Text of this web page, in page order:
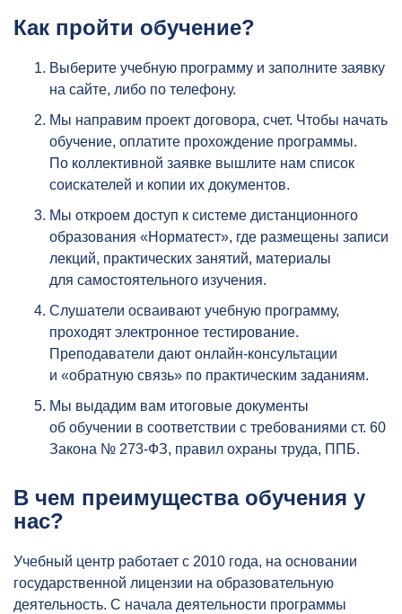
Как пройти обучение?
Выберите учебную программу и заполните заявку
на сайте, либо по телефону.
Мы направим проект договора, счет. Чтобы начать
обучение, оплатите прохождение программы.
По коллективной заявке вышлите нам список
соискателей и копии их документов.
Мы откроем доступ к системе дистанционного
образования «Норматест», где размещены записи
лекций, практических занятий, материалы
для самостоятельного изучения.
Слушатели осваивают учебную программу,
проходят электронное тестирование.
Преподаватели дают онлайн-консультации
и «обратную связь» по практическим заданиям.
Мы выдадим вам итоговые документы
об обучении в соответствии с требованиями ст. 60
Закона № 273-ФЗ, правил охраны труда, ППБ.
В чем преимущества обучения у
нас?
Учебный центр работает с 2010 года, на основании
государственной лицензии на образовательную
деятельность. С начала деятельности программы